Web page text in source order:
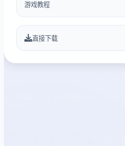
游戏教程
直接下载